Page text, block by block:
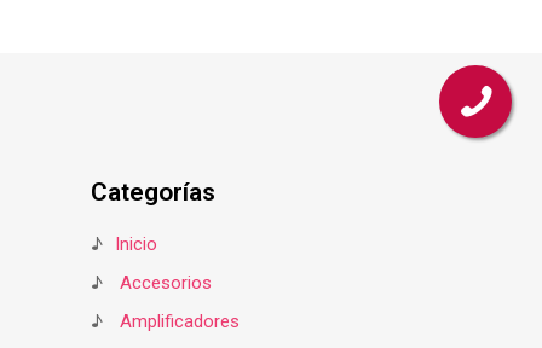
Categorías
♪
Inicio
♪
Accesorios
♪
Amplificadores